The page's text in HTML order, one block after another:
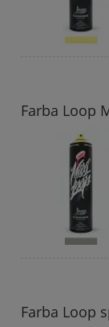
Farba Loop
Farba Loop